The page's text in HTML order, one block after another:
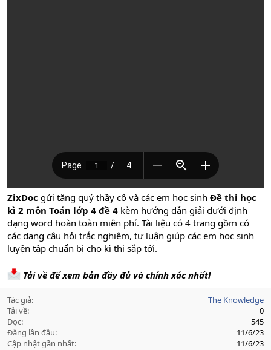
ZixDoc gửi tặng quý thầy cô và các em học sinh Đề thi học
kì 2 môn Toán lớp 4 đề 4 kèm hướng dẫn giải dưới định
dạng word hoàn toàn miễn phí. Tài liệu có 4 trang gồm có
các dạng câu hỏi trắc nghiệm, tự luận giúp các em học sinh
luyện tập chuẩn bị cho kì thi sắp tới.
Tải về để xem bản đầy đủ và chính xác nhất!
Tác giả
The Knowledge
Tải về
0
Đọc
545
Đăng lần đầu
11/6/23
Cập nhật gần nhất
11/6/23